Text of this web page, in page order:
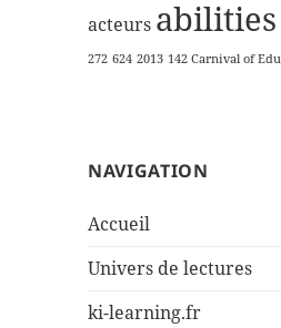
acteurs abilities
272 624 2013 142 Carnival of
NAVIGATION
Accueil
Univers de lectures
ki-learning.fr